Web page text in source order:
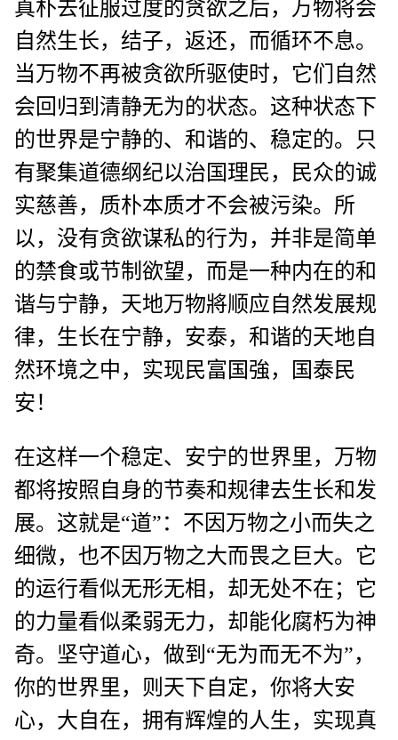
真朴去征服过度的贪欲之后，万物将会
自然生长，结子，返还，而循环不息。
当万物不再被贪欲所驱使时，它们自然
会回归到清静无为的状态。这种状态下
的世界是宁静的、和谐的、稳定的。只
有聚集道德纲纪以治国理民，民众的诚
实慈善，质朴本质才不会被污染。所
以，没有贪欲谋私的行为，并非是简单
的禁食或节制欲望，而是一种内在的和
谐与宁静，天地万物將顺应自然发展规
律，生长在宁静，安泰，和谐的天地自
然环境之中，实现民富国強，国泰民
安！
在这样一个稳定、安宁的世界里，万物
都将按照自身的节奏和规律去生长和发
展。这就是“道”：不因万物之小而失之
细微，也不因万物之大而畏之巨大。它
的运行看似无形无相，却无处不在；它
的力量看似柔弱无力，却能化腐朽为神
奇。坚守道心，做到“无为而无不为”，
你的世界里，则天下自定，你将大安
心，大自在，拥有辉煌的人生，实现真